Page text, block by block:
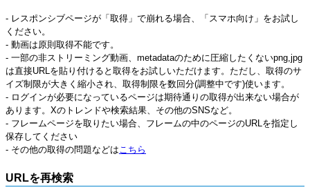
- レスポンシブページが「取得」で崩れる場合、「スマホ向け」をお試し
ください。
- 動画は原則取得不能です。
- 一部の非ストリーミング動画、metadataのために圧縮したくないpng,jpg
は直接URLを貼り付けると取得をお試しいただけます。ただし、取得のサ
イズ制限が大きく縮小され、取得制限を数回分(調整中です)使います。
- ログインが必要になっているページは期待通りの取得が出来ない場合が
あります。Xのトレンドや検索結果、その他のSNSなど。
- フレームページを取りたい場合、フレームの中のページのURLを指定し
保存してください
- その他の取得の問題などはこちら
URLを再検索